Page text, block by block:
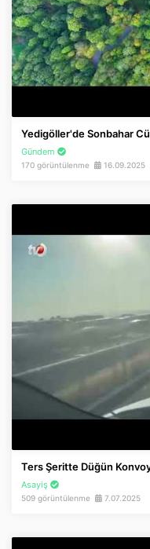
Yedigöller'de Sonbahar
Gündem
170 görüntülenme 16.09.2025
Ters Şeritte Düğün
Asayiş
509 görüntülenme 7.07.2025